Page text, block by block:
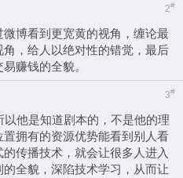
2#
博看到更宽黄的视角，缠论最
，给人以绝对性的错觉，最后
赚钱的全貌。
3#
他是知道剧本的，不是他的理
拥有的资源优势能看到别人看
传播技术，就会让很多人进入
全貌，深陷技术学习，从而让